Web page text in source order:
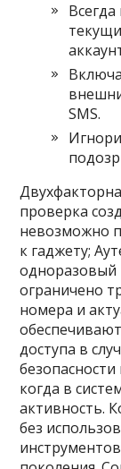
SMS.
проверка
невозможно
к гаджету;
одноразовый
ограничено
номера и
доступа в
когда в
активность.
без